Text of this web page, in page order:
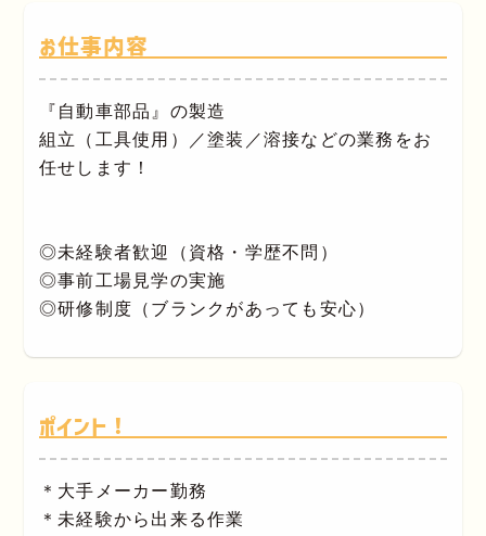
お仕事内容
『自動車部品』の製造
組立（工具使用）／塗装／溶接などの業務をお
任せします！
◎未経験者歓迎（資格・学歴不問）
◎事前工場見学の実施
◎研修制度（ブランクがあっても安心）
ポイント！
＊大手メーカー勤務
＊未経験から出来る作業